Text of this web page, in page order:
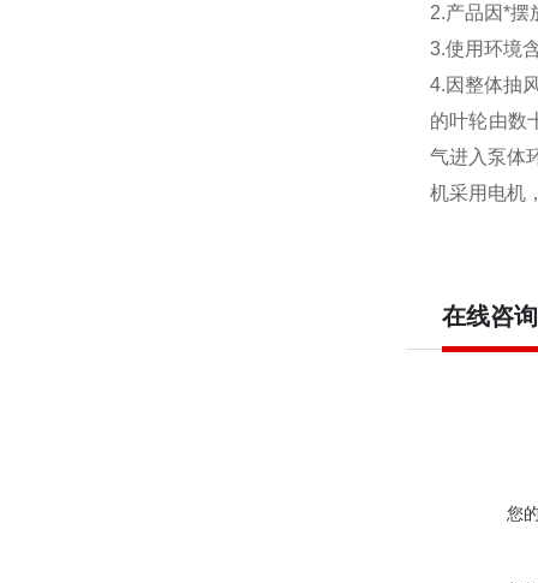
2.产品因*摆
3.使用环境
4.因整体抽
的叶轮由数
气进入泵体
机采用电机
在线咨询
您